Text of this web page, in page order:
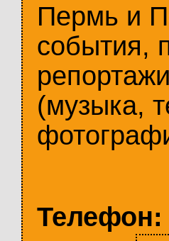
Пермь и
события,
(музыка,
Телефон: